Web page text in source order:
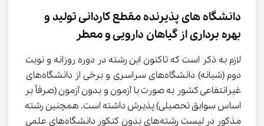
دانشگاه های پذیرنده مقطع ﻛﺎردانی ﺗﻮلید و
ﺑﻬﺮه ﺑﺮداری از گیاﻫﺎن دارویی و ﻣﻌﻄﺮ
لازم به ذکر است که تاکنون این رشته در دوره روزانه و نوبت
دوم (شبانه) دانشگاه‌های سراسری و برخی از دانشگاه‌های
غیرانتفاعی کشور به صورت با آزمون و بدون آزمون (صرفاً بر
اساس سوابق تحصیلی) پذیرش داشته است. همچنین رشته
مذکور در لیست رشته‌های بدون کنکور دانشگاه‌های علمی